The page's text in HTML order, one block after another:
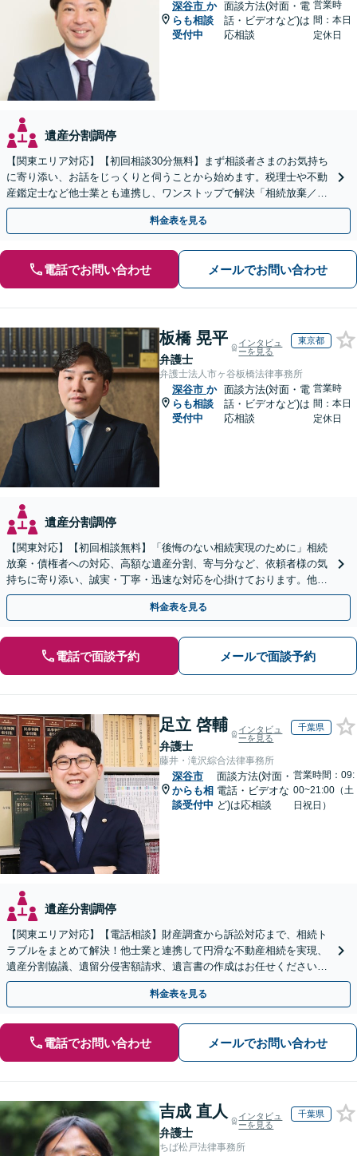
深谷市 か
らも相談
受付中
面談方法(対面・電
話・ビデオなど)は
応相談
営業時
間：本日
定休日
遺産分割調停
【関東エリア対応】【初回相談30分無料】まず相談者さまのお気持ち
に寄り添い、お話をじっくりと伺うことから始めます。税理士や不動
産鑑定士など他士業とも連携し、ワンストップで解決「相続放棄／遺
言書作成／遺留分侵害額請求／使い込み・寄与分など」
料金表を見る
電話でお問い合わせ メールでお問い合わせ
板橋 晃平
弁護士
インタビュ
ーを見る
東京都
弁護士法人市ヶ谷板橋法律事務所
深谷市 か
らも相談
受付中
面談方法(対面・電
話・ビデオなど)は
応相談
営業時
間：本日
定休日
遺産分割調停
【関東対応】【初回相談無料】「後悔のない相続実現のために」相続
放棄・債権者への対応、高額な遺産分割、寄与分など、依頼者様の気
持ちに寄り添い、誠実・丁寧・迅速な対応を心掛けております。他士
業とも連携し円滑な相続を目指します【夜間相談可】
料金表を見る
電話で面談予約 メールで面談予約
足立 啓輔
弁護士
インタビュ
ーを見る
千葉県
藤井・滝沢綜合法律事務所
深谷市
からも相
談受付中
面談方法(対面・
電話・ビデオな
ど)は応相談
営業時間：09:
00~21:00（土
日祝日）
遺産分割調停
【関東エリア対応】【電話相談】財産調査から訴訟対応まで、相続ト
ラブルをまとめて解決！他士業と連携して円滑な不動産相続を実現、
遺産分割協議、遺留分侵害額請求、遺言書の作成はお任せください。
明確な料金体系【オンライン面談可能】
料金表を見る
電話でお問い合わせ メールでお問い合わせ
吉成 直人
弁護士
インタビュ
ーを見る
千葉県
ちば松戸法律事務所